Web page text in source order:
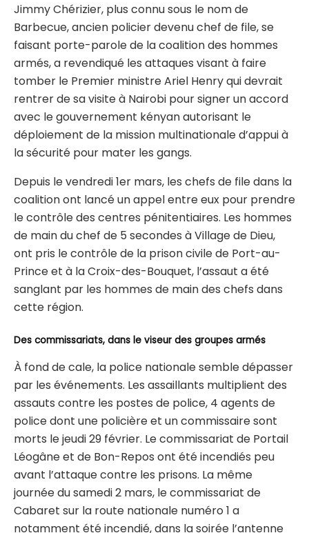
Jimmy Chérizier, plus connu sous le nom de
Barbecue, ancien policier devenu chef de file, se
faisant porte-parole de la coalition des hommes
armés, a revendiqué les attaques visant à faire
tomber le Premier ministre Ariel Henry qui devrait
rentrer de sa visite à Nairobi pour signer un accord
avec le gouvernement kényan autorisant le
déploiement de la mission multinationale d’appui à
la sécurité pour mater les gangs.
Depuis le vendredi 1er mars, les chefs de file dans la
coalition ont lancé un appel entre eux pour prendre
le contrôle des centres pénitentiaires. Les hommes
de main du chef de 5 secondes à Village de Dieu,
ont pris le contrôle de la prison civile de Port-au-
Prince et à la Croix-des-Bouquet, l’assaut a été
sanglant par les hommes de main des chefs dans
cette région.
Des commissariats, dans le viseur des groupes armés
À fond de cale, la police nationale semble dépasser
par les événements. Les assaillants multiplient des
assauts contre les postes de police, 4 agents de
police dont une policière et un commissaire sont
morts le jeudi 29 février. Le commissariat de Portail
Léogâne et de Bon-Repos ont été incendiés peu
avant l’attaque contre les prisons. La même
journée du samedi 2 mars, le commissariat de
Cabaret sur la route nationale numéro 1 a
notamment été incendié, dans la soirée l’antenne